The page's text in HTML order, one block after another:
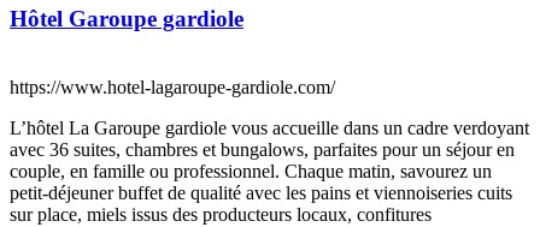
Hôtel Garoupe gardiole
https://www.hotel-lagaroupe-gardiole.com/
L’hôtel La Garoupe gardiole vous accueille dans un cadre verdoyant
avec 36 suites, chambres et bungalows, parfaites pour un séjour en
couple, en famille ou professionnel. Chaque matin, savourez un
petit-déjeuner buffet de qualité avec les pains et viennoiseries cuits
sur place, miels issus des producteurs locaux, confitures